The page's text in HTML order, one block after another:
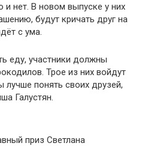
нет. В новом выпуске у них
будут кричать друг на
с ума.
еду, участники должны
Трое из них войдут
понять своих друзей,
Галустян.
приз Светлана